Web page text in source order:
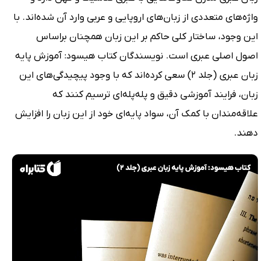
واژه‌های متعددی از زبان‌های اروپایی و عربی وارد آن شده‌اند. با
این وجود، ساختار کلی حاکم بر این زبان همچنان براساس
اصول اصلی عبری است. نویسندگان کتاب هیسود: آموزش پایه
زبان عبری (جلد 2) سعی کرده‌اند که با وجود پیچیدگی‌های این
زبان، فرایند آموزشی دقیق و پله‌پله‌ای ترسیم کنند که
علاقه‌مندان با کمک آن، سواد پایه‌ای خود از این زبان را افزایش
دهند.